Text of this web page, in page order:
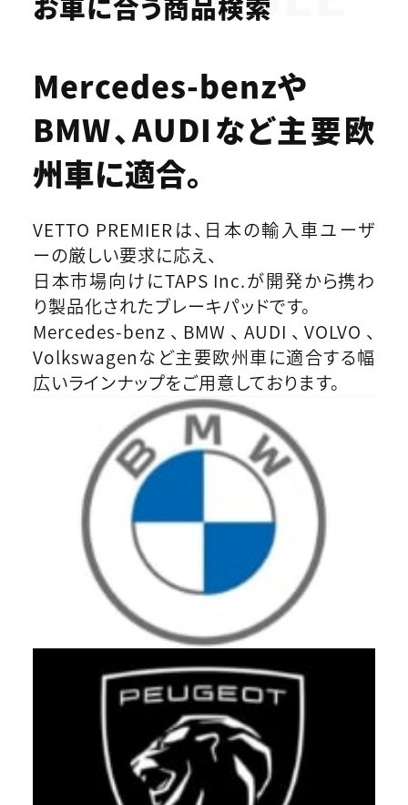
Mercedes-benzや
BMW、AUDIなど主要欧
州車に適合。
VETTO PREMIERは、日本の輸入車ユーザ
ーの厳しい要求に応え、
日本市場向けにTAPS Inc.が開発から携わ
り製品化されたブレーキパッドです。
Mercedes-benz、BMW、AUDI、VOLVO、
Volkswagenなど主要欧州車に適合する幅
広いラインナップをご用意しております。